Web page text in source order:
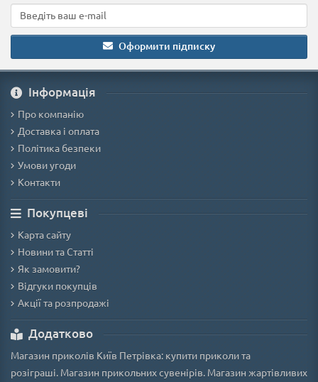
Оформити підписку
Iнформація
Про компанію
Доставка і оплата
Політика безпеки
Умови угоди
Контакти
Покупцеві
Карта сайту
Новини та Статті
Як замовити?
Відгуки покупців
Акції та розпродажі
Додатково
Магазин приколів Київ Петрівка: купити приколи та
розіграші. Магазин прикольних сувенірів. Магазин жартівливих